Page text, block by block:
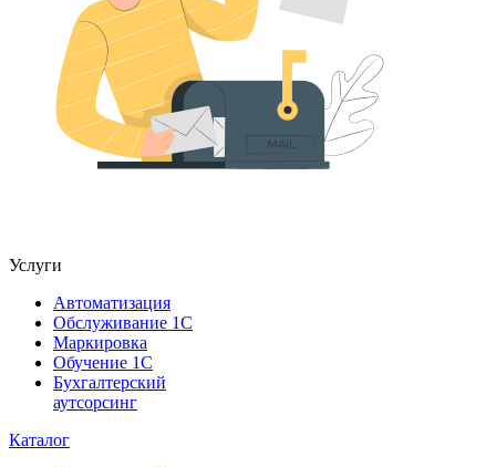
Услуги
Автоматизация
Обслуживание 1С
Маркировка
Обучение 1С
Бухгалтерский
аутсорсинг
Каталог